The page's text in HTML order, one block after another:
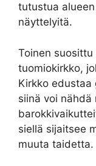
tutustua
näyttelyitä.
Toinen
tuomiokirkko,
Kirkko edustaa
siinä voi nähdä
siellä sijaitsee
muuta taidetta.